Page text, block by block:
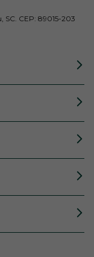
CEP: 89015-203